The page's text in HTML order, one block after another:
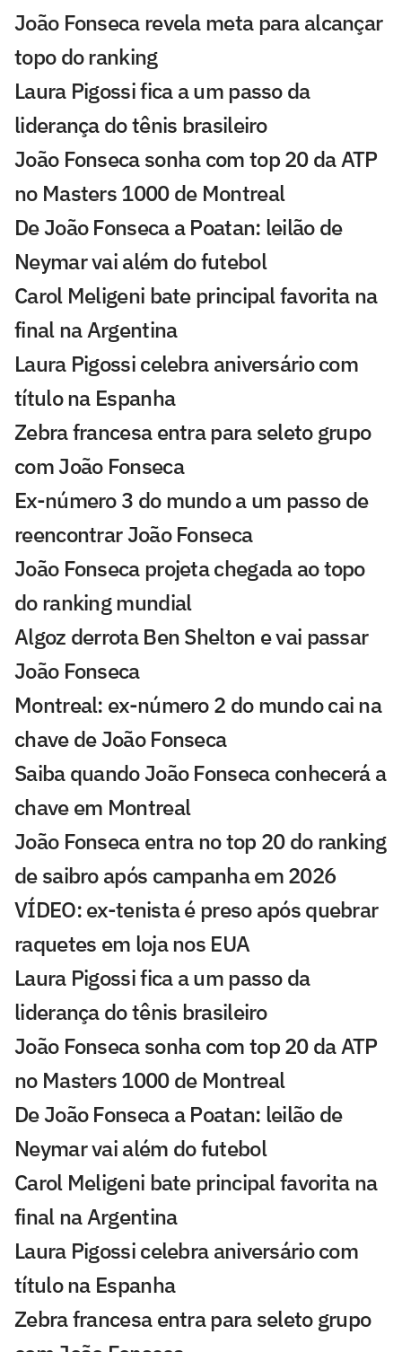
João Fonseca revela meta para alcançar
topo do ranking
Laura Pigossi fica a um passo da
liderança do tênis brasileiro
João Fonseca sonha com top 20 da ATP
no Masters 1000 de Montreal
De João Fonseca a Poatan: leilão de
Neymar vai além do futebol
Carol Meligeni bate principal favorita na
final na Argentina
Laura Pigossi celebra aniversário com
título na Espanha
Zebra francesa entra para seleto grupo
com João Fonseca
Ex-número 3 do mundo a um passo de
reencontrar João Fonseca
João Fonseca projeta chegada ao topo
do ranking mundial
Algoz derrota Ben Shelton e vai passar
João Fonseca
Montreal: ex-número 2 do mundo cai na
chave de João Fonseca
Saiba quando João Fonseca conhecerá a
chave em Montreal
João Fonseca entra no top 20 do ranking
de saibro após campanha em 2026
VÍDEO: ex-tenista é preso após quebrar
raquetes em loja nos EUA
Laura Pigossi fica a um passo da
liderança do tênis brasileiro
João Fonseca sonha com top 20 da ATP
no Masters 1000 de Montreal
De João Fonseca a Poatan: leilão de
Neymar vai além do futebol
Carol Meligeni bate principal favorita na
final na Argentina
Laura Pigossi celebra aniversário com
título na Espanha
Zebra francesa entra para seleto grupo